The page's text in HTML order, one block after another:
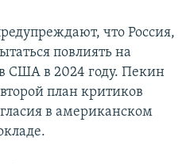
что Россия,
повлиять на
США в 2024 году. Пекин
план критиков
в американском